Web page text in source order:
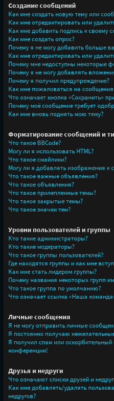
Создание сообщений
Как мне создать новую тему или
Как мне отредактировать или
Как мне добавить подпись к своему
Как мне создать опрос?
Почему я не могу добавить больше
Как мне отредактировать или
Почему мне недоступны некоторые
Почему я не могу добавлять
Почему я получил предупреждение?
Как мне пожаловаться на
Что означает кнопка «Сохранить»
Почему моё сообщение требует
Как мне вновь поднять мою тему?
Форматирование сообщений и
Что такое BBCode?
Могу ли я использовать HTML?
Что такое смайлики?
Могу ли я добавлять изображения к
Что такое важные объявления?
Что такое объявления?
Что такое прилепленные темы?
Что такое закрытые темы?
Что такое значки тем?
Уровни пользователей и группы
Кто такие администраторы?
Кто такие модераторы?
Что такое группы пользователей?
Где находятся группы и как мне
Как мне стать лидером группы?
Почему названия некоторых групп
Что такое группа по умолчанию?
Что означает ссылка «Наша
Личные сообщения
Я не могу отправить личные
Я постоянно получаю
Я получил спам или оскорбительный
конференции!
Друзья и недруги
Что означают списки друзей и
Как мне добавлять/удалять
недругов?